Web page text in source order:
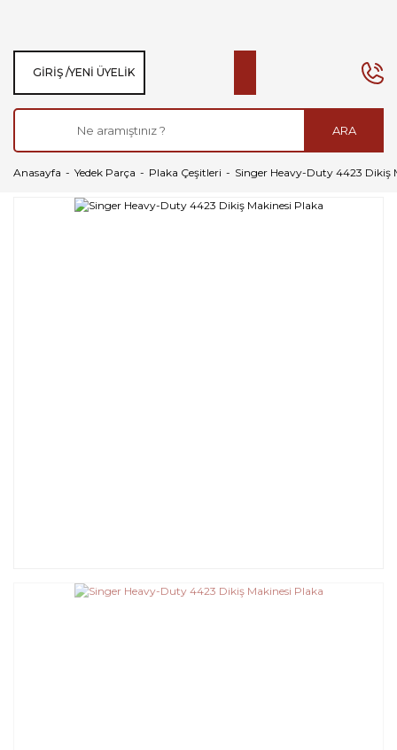
ARA
GIRIŞ /YENI ÜYELIK
Anasayfa Yedek Parça Plaka Çeşitleri Singer Heavy-Duty 4423 Dikiş